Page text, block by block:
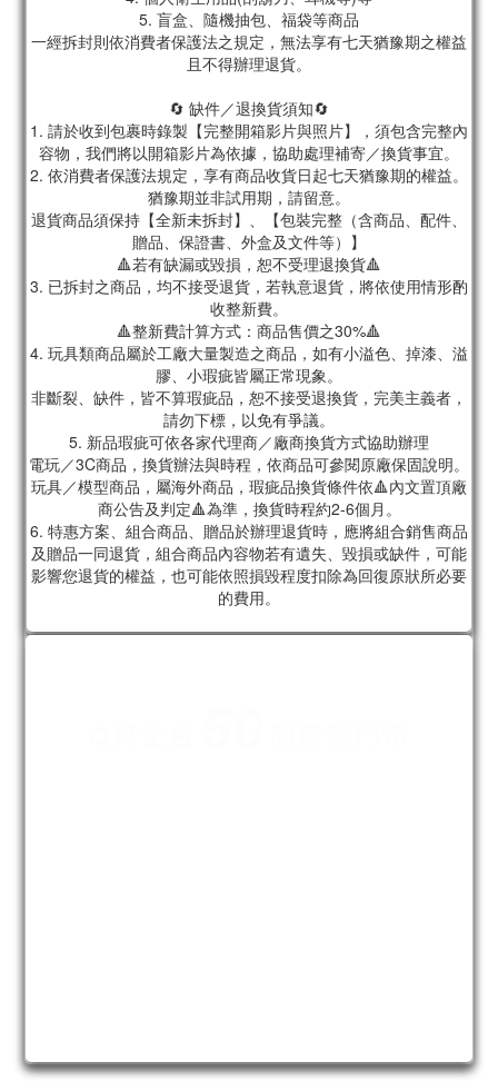
5. 盲盒、隨機抽包、福袋等商品
一經拆封則依消費者保護法之規定，無法享有七天猶豫期之權益
且不得辦理退貨。
🔄 缺件／退換貨須知🔄
1. 請於收到包裹時錄製【完整開箱影片與照片】，須包含完整內
容物，我們將以開箱影片為依據，協助處理補寄／換貨事宜。
2. 依消費者保護法規定，享有商品收貨日起七天猶豫期的權益。
猶豫期並非試用期，請留意。
退貨商品須保持【全新未拆封】、【包裝完整（含商品、配件、
贈品、保證書、外盒及文件等）】
🔺若有缺漏或毀損，恕不受理退換貨🔺
3. 已拆封之商品，均不接受退貨，若執意退貨，將依使用情形酌
收整新費。
🔺整新費計算方式：商品售價之30%🔺
4. 玩具類商品屬於工廠大量製造之商品，如有小溢色、掉漆、溢
膠、小瑕疵皆屬正常現象。
非斷裂、缺件，皆不算瑕疵品，恕不接受退換貨，完美主義者，
請勿下標，以免有爭議。
5. 新品瑕疵可依各家代理商／廠商換貨方式協助辦理
電玩／3C商品，換貨辦法與時程，依商品可參閱原廠保固說明。
玩具／模型商品，屬海外商品，瑕疵品換貨條件依🔺內文置頂廠
商公告及判定🔺為準，換貨時程約2-6個月。
6. 特惠方案、組合商品、贈品於辦理退貨時，應將組合銷售商品
及贈品一同退貨，組合商品內容物若有遺失、毀損或缺件，可能
影響您退貨的權益，也可能依照損毀程度扣除為回復原狀所必要
的費用。